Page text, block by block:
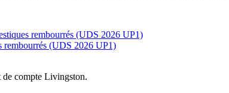
rembourrés (UDS 2026 UP1)
rembourrés (UDS 2026 UP1)
de compte Livingston.